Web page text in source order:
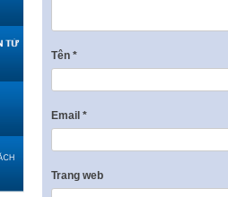
Tên *
Email *
Trang web